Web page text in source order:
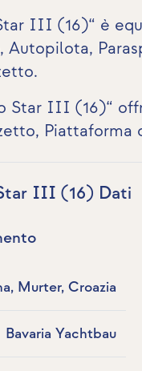
III (16)“ è
Star III (16)“
Piattaforma
III (16) Dati
Murter, Croazia
Bavaria Yachtbau